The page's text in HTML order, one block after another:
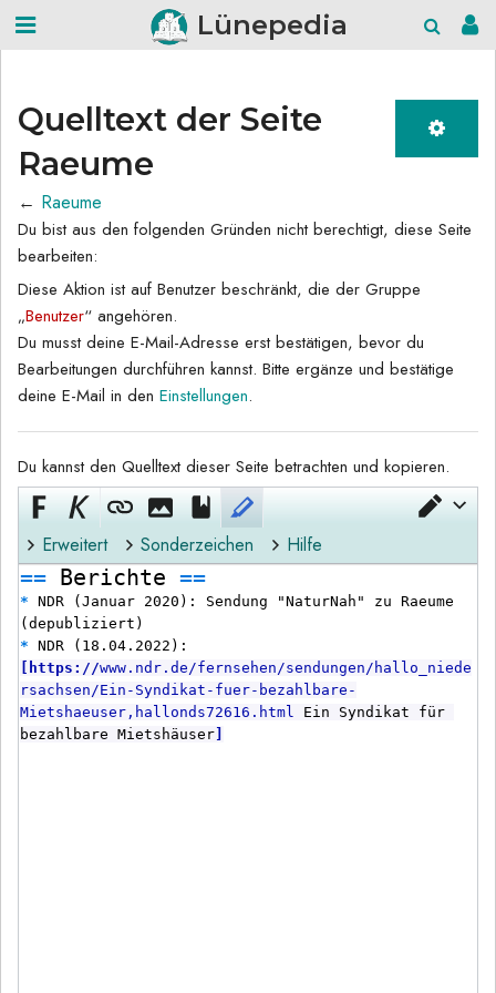
Lünepedia
Quelltext der Seite
Raeume
← Raeume
Du bist aus den folgenden Gründen nicht berechtigt, diese Seite
bearbeiten:
Diese Aktion ist auf Benutzer beschränkt, die der Gruppe
„Benutzer“ angehören.
Du musst deine E-Mail-Adresse erst bestätigen, bevor du
Bearbeitungen durchführen kannst. Bitte ergänze und bestätige
deine E-Mail in den Einstellungen.
Du kannst den Quelltext dieser Seite betrachten und kopieren.
Erweitert Sonderzeichen
Hilfe
== Berichte ==
* NDR (Januar 2020): Sendung "NaturNah" zu Raeume
(depubliziert)
*
https://www.ndr.de/fernsehen/sendungen/hallo_niede
rsachsen/Ein-Syndikat-fuer-bezahlbare-
Mietshaeuser,hallonds72616.html
Ein Syndikat für
bezahlbare Mietshäuser